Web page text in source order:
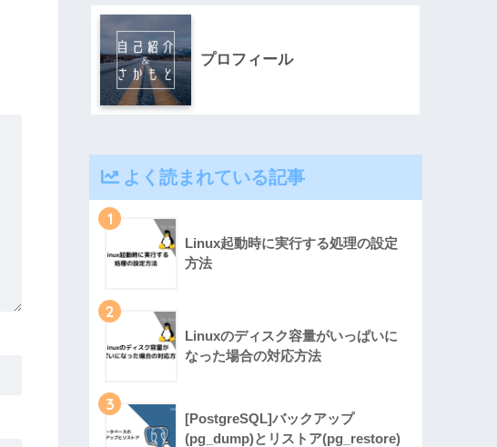
プロフィール
よく読まれている記事
1
Linux起動時に実行する処理の設定
方法
2
Linuxのディスク容量がいっぱいに
なった場合の対応方法
3
[PostgreSQL]バックアップ
(pg_dump)とリストア(pg_restore)